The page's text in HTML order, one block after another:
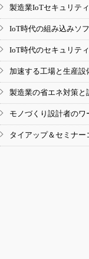
製造業IoTセキュリティ
IoT時代の組み込みソ
IoT時代のセキュリテ
加速する工場と生産設
製造業の省エネ対策と
モノづくり設計者のワ
タイアップ＆セミナー